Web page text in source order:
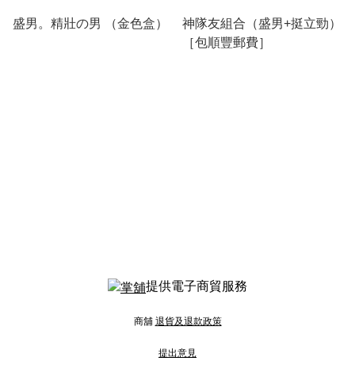
盛男。精壯の男 （金色盒）
神隊友組合（盛男+挺立勁）
［包順豐郵費］
提供電子商貿服務
商舖 退貨及退款政策
提出意見